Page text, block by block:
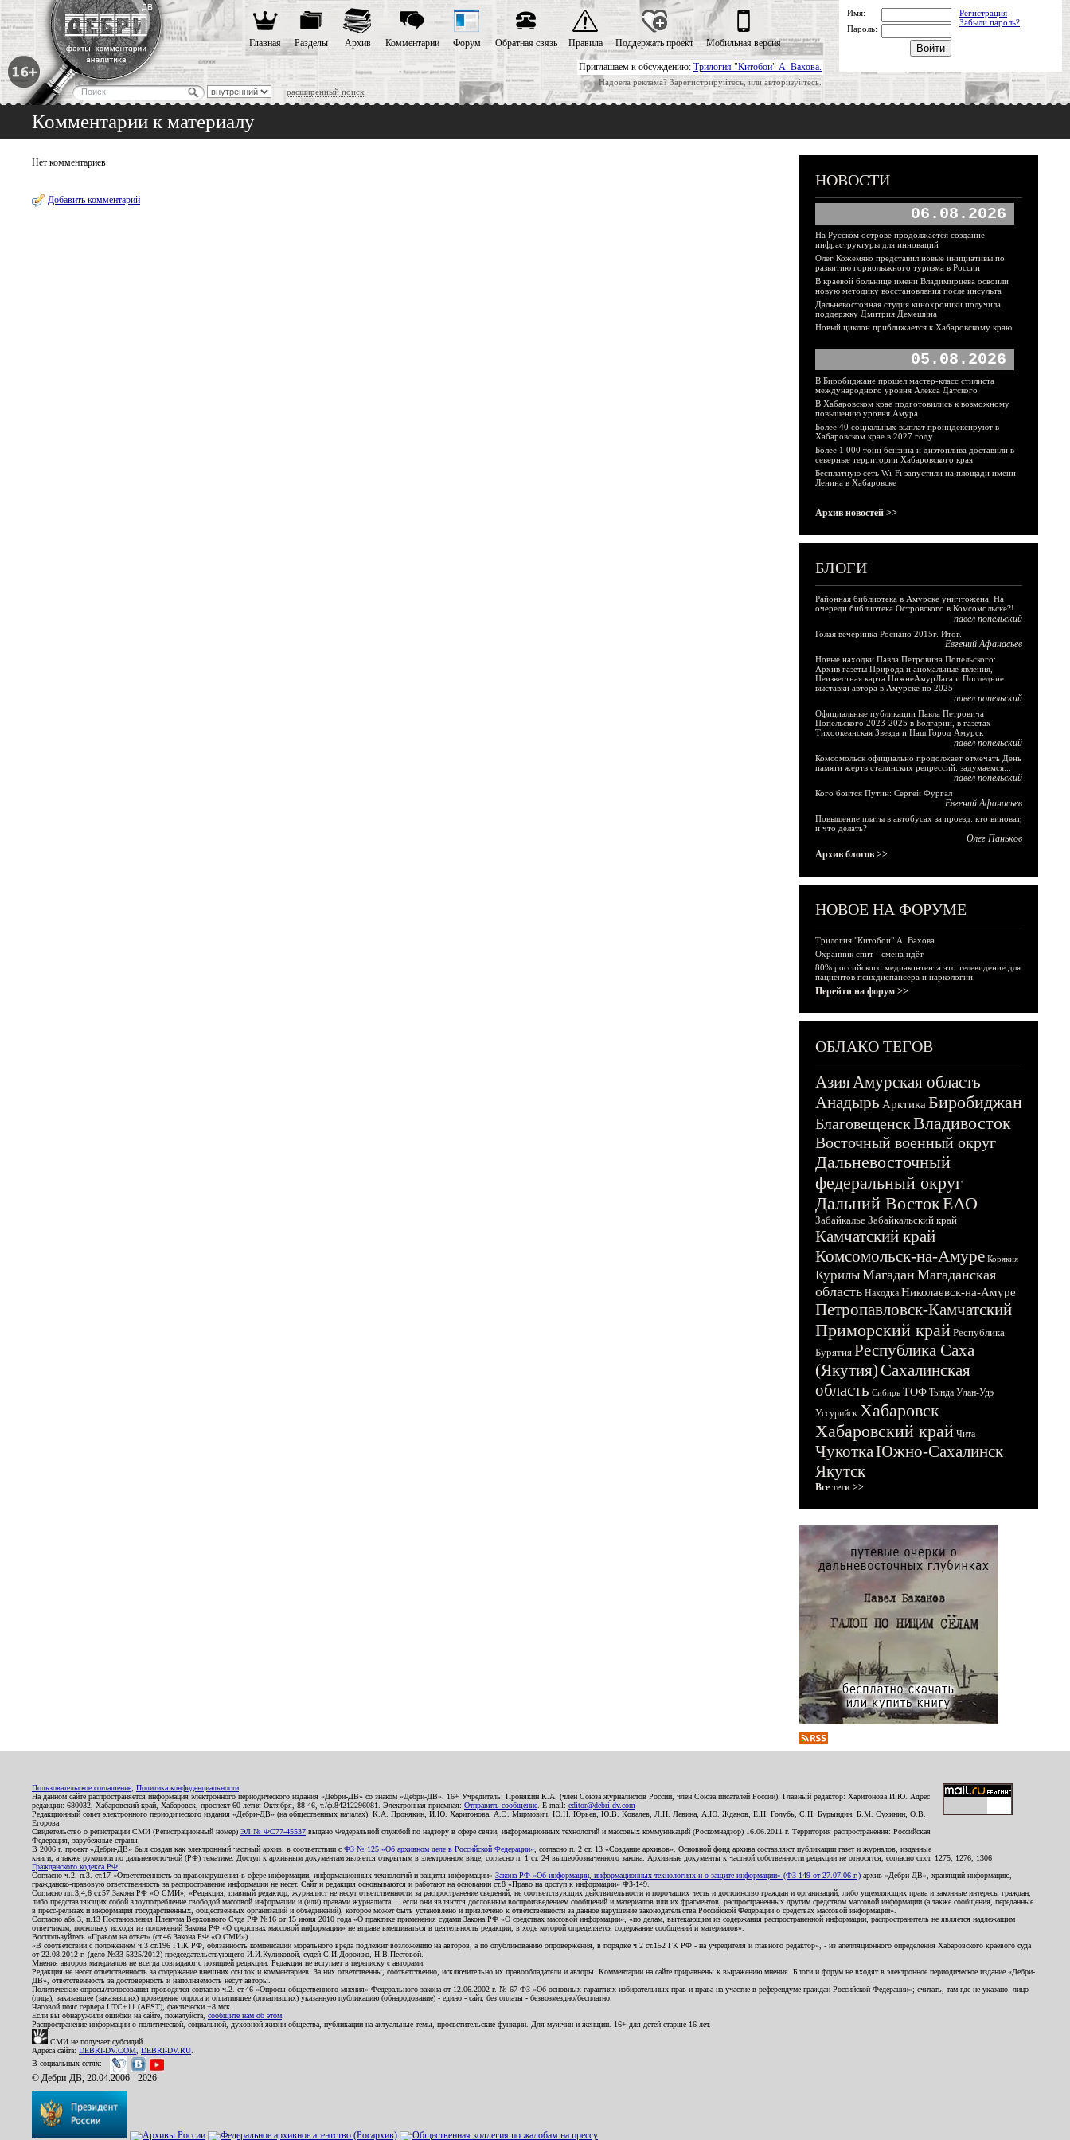
Приглашаем к обсуждению: Трилогия "Китобои" А. Вахова.
Надоела реклама? Зарегистрируйтесь, или авторизуйтесь.
расширенный поиск
Главная Разделы Архив Комментарии Форум Обратная связь Правила Поддержать проект Мобильная версия
Имя:
Регистрация
Забыли пароль?
Пароль:
Комментарии к материалу
Нет комментариев
Добавить комментарий
НОВОСТИ
06.08.2026
На Русском острове продолжается создание
инфраструктуры для инноваций
Олег Кожемяко представил новые инициативы по
развитию горнолыжного туризма в России
В краевой больнице имени Владимирцева освоили
новую методику восстановления после инсульта
Дальневосточная студия кинохроники получила
поддержку Дмитрия Демешина
Новый циклон приближается к Хабаровскому краю
05.08.2026
В Биробиджане прошел мастер-класс стилиста
международного уровня Алекса Датского
В Хабаровском крае подготовились к возможному
повышению уровня Амура
Более 40 социальных выплат проиндексируют в
Хабаровском крае в 2027 году
Более 1 000 тонн бензина и дизтоплива доставили в
северные территории Хабаровского края
Бесплатную сеть Wi-Fi запустили на площади имени
Ленина в Хабаровске
Архив новостей >>
БЛОГИ
Районная библиотека в Амурске уничтожена. На
очереди библиотека Островского в Комсомольске?!
павел попельский
Голая вечеринка Роснано 2015г. Итог.
Евгений Афанасьев
Новые находки Павла Петровича Попельского:
Архив газеты Природа и аномальные явления,
Неизвестная карта НижнеАмурЛага и Последние
выставки автора в Амурске по 2025
павел попельский
Официальные публикации Павла Петровича
Попельского 2023-2025 в Болгарии, в газетах
Тихоокеанская Звезда и Наш Город Амурск
павел попельский
Комсомольск официально продолжает отмечать День
памяти жертв сталинских репрессий: задумаемся...
павел попельский
Кого боится Путин: Сергей Фургал
Евгений Афанасьев
Повышение платы в автобусах за проезд: кто виноват,
и что делать?
Олег Паньков
Архив блогов >>
НОВОЕ НА ФОРУМЕ
Трилогия "Китобои" А. Вахова.
Охранник спит - смена идёт
80% российского медиаконтента это телевидение для
пациентов психдиспансера и наркологии.
Перейти на форум >>
ОБЛАКО ТЕГОВ
АзияАмурская область
Анадырь Арктика Биробиджан
БлаговещенскВладивосток
Восточный военный округ
Дальневосточный
федеральный округ
Дальний ВостокЕАО
Забайкалье Забайкальский край
Камчатский край
Комсомольск-на-Амуре Корякия
КурилыМагадан Магаданская
область Находка Николаевск-на-Амуре
Петропавловск-Камчатский
Приморский край Республика
Бурятия Республика Саха
(Якутия)Сахалинская
область Сибирь ТОФ Тында Улан-Удэ
Уссурийск Хабаровск
Хабаровский край Чита
ЧукоткаЮжно-Сахалинск
Якутск
Все теги >>
Пользовательское соглашение Политика конфиденциальности
На данном сайте распространяется информация электронного периодического издания «Дебри-ДВ» со знаком «Дебри-ДВ». 16+ Учредитель: Пронякин К.А. (член Союза журналистов России, член Союза писателей России). Главный редактор: Харитонова И.Ю. Адрес
редакции: 680032, Хабаровский край, Хабаровск, проспект 60-летия Октября, 88-46, т./ф.84212296081. Электронная приемная: Отправить сообщение . E-mail: editor@debri-dv.com
Редакционный совет электронного периодического издания «Дебри-ДВ» (на общественных началах): К.А. Пронякин, И.Ю. Харитонова, А.Э. Мирмович, Ю.Н. Юрьев, Ю.В. Ковалев, Л.Н. Левина, А.Ю. Жданов, Е.Н. Голубь, С.Н. Бурындин, Б.М. Сухинин, О.В.
Егорова
Свидетельство о регистрации СМИ (Регистрационный номер) ЭЛ № ФС77-45537 выдано Федеральной службой по надзору в сфере связи, информационных технологий и массовых коммуникаций (Роскомнадзор) 16.06.2011 г. Территория распространения: Российская
Федерация, зарубежные страны.
В 2006 г. проект «Дебри-ДВ» был создан как электронный частный архив, в соответствии с ФЗ № 125 «Об архивном деле в Российской Федерации» , согласно п. 2 ст. 13 «Создание архивов». Основной фонд архива составляют публикации газет и журналов, изданные
книги, а также рукописи по дальневосточной (РФ) тематике. Доступ к архивным документам является открытым в электронном виде, согласно п. 1 ст. 24 вышеобозначенного закона. Архивные документы к частной собственности редакции не относятся, согласно ст.ст. 1275, 1276, 1306
Гражданского кодекса РФ
Согласно ч.2. п.3. ст.17 «Ответственность за правонарушения в сфере информации, информационных технологий и защиты информации» Закона РФ «Об информации, информационных технологиях и о защите информации» (ФЗ-149 от 27.07.06 г.) архив «Дебри-ДВ», хранящий информацию,
гражданско-правовую ответственность за распространение информации не несет. Сайт и редакция основываются и работают на основании ст.8 «Право на доступ к информации» ФЗ-149.
Согласно пп.3,4,6 ст.57 Закона РФ «О СМИ», «Редакция, главный редактор, журналист не несут ответственности за распространение сведений, не соответствующих действительности и порочащих честь и достоинство граждан и организаций, либо ущемляющих права и законные интересы граждан,
либо представляющих собой злоупотребление свободой массовой информации и (или) правами журналиста: ...если они являются дословным воспроизведением сообщений и материалов или их фрагментов, распространенных другим средством массовой информации (а также сообщения, переданные
в пресс-релизах и информация государственных, общественных организаций и объединений), которое может быть установлено и привлечено к ответственности за данное нарушение законодательства Российской Федерации о средствах массовой информации».
Согласно абз.3, п.13 Постановления Пленума Верховного Суда РФ №16 от 15 июня 2010 года «О практике применения судами Закона РФ «О средствах массовой информации», «по делам, вытекающим из содержания распространенной информации, распространитель не является надлежащим
ответчиком, поскольку исходя из положений Закона РФ «О средствах массовой информации» не вправе вмешиваться в деятельность редакции, в ходе которой определяется содержание сообщений и материалов».
Воспользуйтесь «Правом на ответ» (ст.46 Закона РФ «О СМИ»).
«В соответствии с положением ч.3 ст.196 ГПК РФ, обязанность компенсации морального вреда подлежит возложению на авторов, а по опубликованию опровержения, в порядке ч.2 ст.152 ГК РФ - на учредителя и главного редактор», - из апелляционного определения Хабаровского краевого суда
от 22.08.2012 г. (дело №33-5325/2012) председательствующего И.И.Куликовой, судей С.И.Дорожко, Н.В.Пестовой.
Мнения авторов материалов не всегда совпадают с позицией редакции. Редакция не вступает в переписку с авторами.
Редакция не несет ответственность за содержание внешних ссылок и комментариев. За них ответственны, соответственно, исключительно их правообладатели и авторы. Комментарии на сайте приравнены к выражению мнения. Блоги и форум не входят в электронное периодическое издание «Дебри-
ДВ», ответственность за достоверность и наполняемость несут авторы.
Политические опросы/голосования проводятся согласно ч.2. ст.46 «Опросы общественного мнения» Федерального закона от 12.06.2002 г. № 67-ФЗ «Об основных гарантиях избирательных прав и права на участие в референдуме граждан Российской Федерации»; считать, там где не указано: лицо
(лица), заказавшее (заказавших) проведение опроса и оплатившее (оплативших) указанную публикацию (обнародование) - едино - сайт, без оплаты - безвозмездно/бесплатно.
Часовой пояс сервера UTC+11 (AEST), фактически +8 мск.
Если вы обнаружили ошибки на сайте, пожалуйста, сообщите нам об этом
Распространение информации о политической, социальной, духовной жизни общества, публикации на актуальные темы, просветительские функции. Для мужчин и женщин. 16+ для детей старше 16 лет.
СМИ не получает субсидий.
Адреса сайта: DEBRI-DV.COM DEBRI-DV.RU
В социальных сетях:
© Дебри-ДВ, 20.04.2006 - 2026